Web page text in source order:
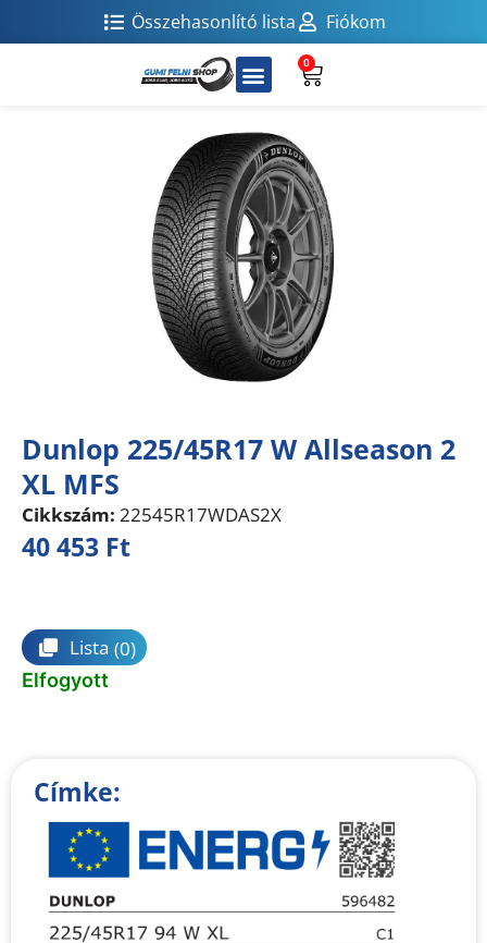
Összehasonlító lista Fiókom
0
Dunlop 225/45R17 W Allseason 2
XL MFS
Cikkszám: 22545R17WDAS2X
40 453 Ft
Lista (0)
Elfogyott
Címke: